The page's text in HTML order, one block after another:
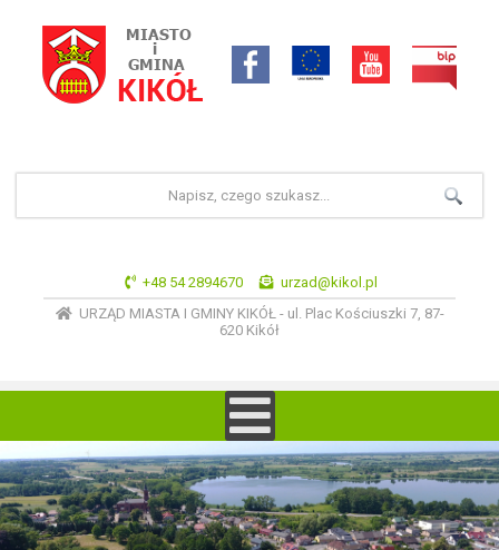
+48 54 2894670
urzad@kikol.pl
URZĄD MIASTA I GMINY KIKÓŁ - ul. Plac Kościuszki 7, 87-
620 Kikół